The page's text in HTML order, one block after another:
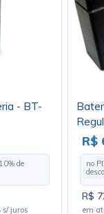
- BT-
10% de
s/ juros
R$
no
R$
em